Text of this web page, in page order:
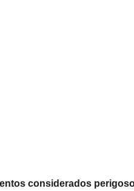
considerados